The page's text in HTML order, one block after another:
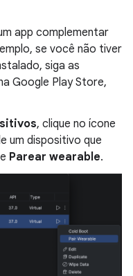
app complementar
se você não tiver
siga as
Google Play Store,
, clique no ícone
um dispositivo que
Parear wearable.